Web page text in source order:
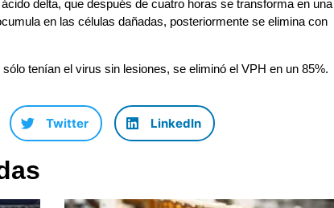
en las células dañadas, posteriormente se elimina con
tenían el virus sin lesiones, se eliminó el VPH en un 85%.
Twitter LinkedIn